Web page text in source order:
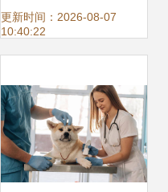
价免费送货服务
更新时间：2026-08-07
10:40:22